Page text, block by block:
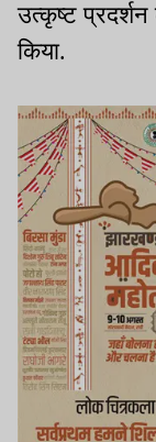
उत्कृष्ट
किया.